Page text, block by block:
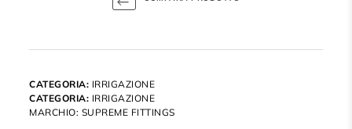
CATEGORIA: IRRIGAZIONE
CATEGORIA: IRRIGAZIONE
MARCHIO: SUPREME FITTINGS